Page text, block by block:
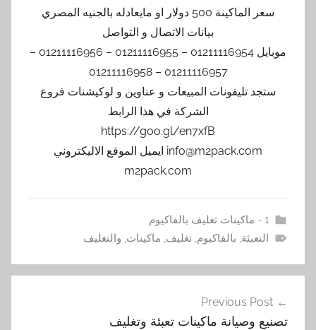
سعر الماكينة 500 دولار او مايعادله بالجنيه المصري
بيانات الاتصال و التواصل
موبايل 01211116954 – 01211116955 – 01211116956 –
01211116957 – 01211116958
ستجد تليفونات المبيعات و عناوين و لوكيشنات فروع
الشركة في هذا الرابط
https://goo.gl/en7xfB
info@m2pack.com ايميل الموقع الاليكتروني
m2pack.com
1 - ماكينات تغليف بالفاكيوم
التعبئة, بالفاكيوم,تغليف, ماكينات, والتغليف
المقالات
Previous Post
تصنيع وصيانة ماكينات تعبئة وتغليف